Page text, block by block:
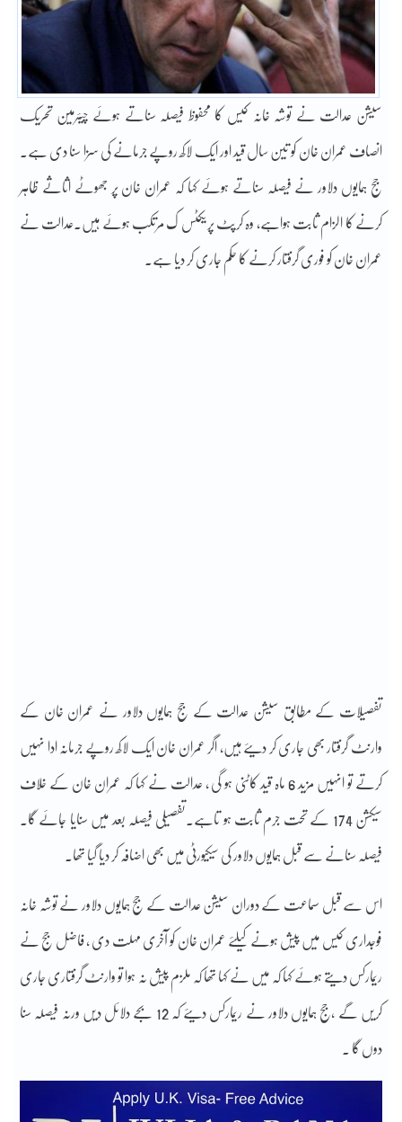
سیشن عدالت نے توشہ خانہ کیس کا محفوظ فیصلہ سناتے ہوئے چیئرمین تحریک
انصاف عمران خان کو تین سال قید اور ایک لاکھ روپے جرمانے کی سزا سنا دی ہے۔
جج ہمایوں دلاور نے فیصلہ سناتے ہوئے کہا کہ عمران خان پر جھوٹے اثاثے ظاہر
کرنے کا الزام ثابت ہواہے، وہ کرپٹ پریکٹس ک مرتکب ہوئے ہیں۔عدالت نے
عمران خان کو فوری گرفتار کرنے کا حکم جاری کر دیا ہے۔
تفصیلات کے مطابق سیشن عدالت کے جج ہمایوں دلاور نے عمران خان کے
وارنٹ گرفتار بھی جاری کر دیئے ہیں، اگر عمران خان ایک لاکھ روپے جرمانہ ادا نہیں
کرتے تو انہیں مزید 6 ماہ قید کاٹنی ہو گی ، عدالت نے کہا کہ عمران خان کے خلاف
سیکشن 174 کے تحت جرم ثابت ہو تاہے۔تفصیلی فیصلہ بعد میں سنایا جائے گا۔
فیصلہ سنانے سے قبل ہمایوں دلاور کی سیکیورٹی میں بھی اضافہ کر دیا گیا تھا۔
اس سے قبل سماعت کے دوران سیشن عدالت کے جج ہمایوں دلاور نے توشہ خانہ
فوجداری کیس میں پیش ہونے کیلئے عمران خان کو آخری مہلت دی ، فاضل جج نے
ریمارکس دیتے ہوئے کہا کہ میں نے کہا تھا کہ ملزم پیش نہ ہوا تو وارنٹ گرفتاری جاری
کریں گے ،جج ہمایوں دلاور نے ریمارکس دیئے کہ 12 بجے دلائل دیں ورنہ فیصلہ سنا
دوں گا ۔